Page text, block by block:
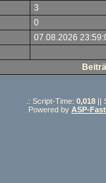
3
0
07.08.2026
.: Script-Time: 0,018 ||
Powered by ASP-